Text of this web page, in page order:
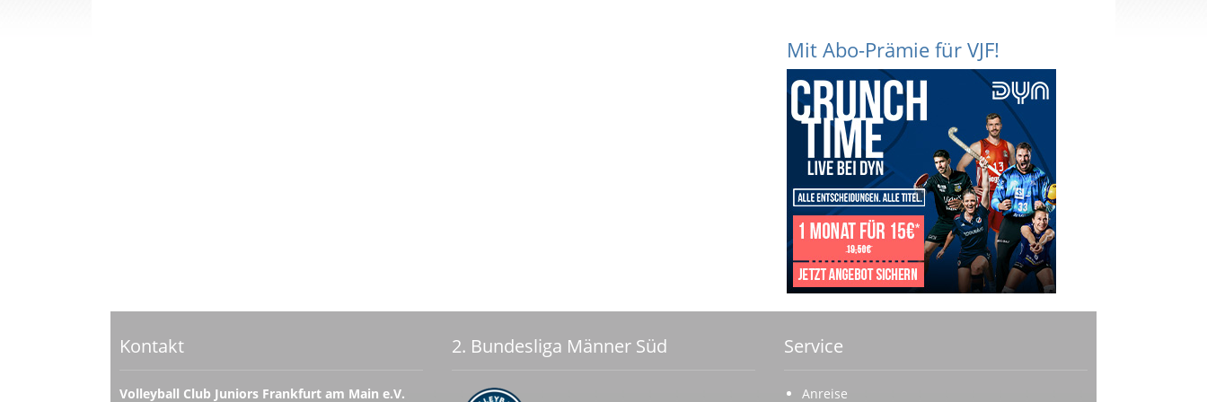
Mit Abo-Prämie für VJF!
Kontakt
Volleyball Club Juniors Frankfurt am Main e.V.
2. Bundesliga Männer Süd Service
Anreise